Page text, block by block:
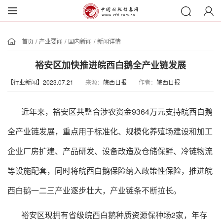
首页 / 产业要闻 / 国内新闻 / 新闻详情
裕安区加快推进皖西白鹅全产业链发展
【行业新闻】2023.07.21 来源： 皖西日报 作者： 皖西日报
近年来，裕安区共整合涉农资金9364万元支持皖西白鹅
全产业链发展，重点用于标准化、规模化养殖场建设和加工
企业厂房扩建、产品研发、设备改造及仓储保鲜、冷链物流
等设施配套，同时将皖西白鹅保险纳入政策性保险，推进皖
西白鹅一二三产业逐步壮大，产业链条不断拉长。
裕安区现拥有省级皖西白鹅种质资源保种场2家，年存